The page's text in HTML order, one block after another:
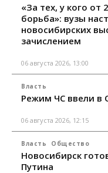
«За тех, у кого от
борьба»: вузы
новосибирских
зачислением
06 августа 2026, 13:00
Власть
Режим ЧС ввели в
06 августа 2026, 12:15
Власть Общество
Новосибирск
Путина